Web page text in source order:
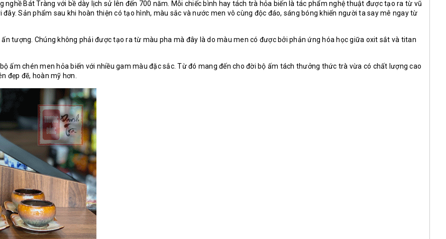
nghề Bát Tràng với bề dày lịch sử lên đến 700 năm. Mỗi chiếc bình hay tách trà hỏa biến là tác phẩm nghệ thuật được tạo ra từ vũ
Sản phẩm sau khi hoàn thiện có tạo hình, màu sắc và nước men vô cùng độc đáo, sáng bóng khiến người ta say mê ngay từ
ấn tượng. Chúng không phải được tạo ra từ màu pha mà đây là do màu men có được bởi phản ứng hóa học giữa oxit sắt và titan
ấm chén men hỏa biến với nhiều gam màu đặc sắc. Từ đó mang đến cho đời bộ ấm tách thưởng thức trà vừa có chất lượng cao
đẹp đẽ, hoàn mỹ hơn.